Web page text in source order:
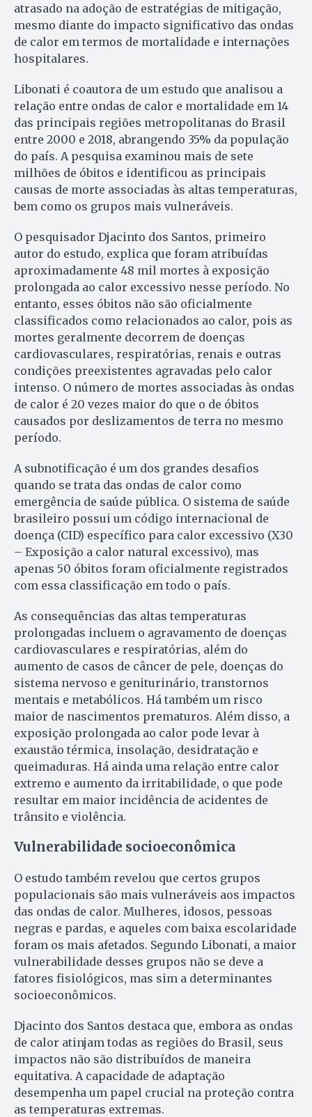
atrasado na adoção de estratégias de mitigação,
mesmo diante do impacto significativo das ondas
de calor em termos de mortalidade e internações
hospitalares.
Libonati é coautora de um estudo que analisou a
relação entre ondas de calor e mortalidade em 14
das principais regiões metropolitanas do Brasil
entre 2000 e 2018, abrangendo 35% da população
do país. A pesquisa examinou mais de sete
milhões de óbitos e identificou as principais
causas de morte associadas às altas temperaturas,
bem como os grupos mais vulneráveis.
O pesquisador Djacinto dos Santos, primeiro
autor do estudo, explica que foram atribuídas
aproximadamente 48 mil mortes à exposição
prolongada ao calor excessivo nesse período. No
entanto, esses óbitos não são oficialmente
classificados como relacionados ao calor, pois as
mortes geralmente decorrem de doenças
cardiovasculares, respiratórias, renais e outras
condições preexistentes agravadas pelo calor
intenso. O número de mortes associadas às ondas
de calor é 20 vezes maior do que o de óbitos
causados por deslizamentos de terra no mesmo
período.
A subnotificação é um dos grandes desafios
quando se trata das ondas de calor como
emergência de saúde pública. O sistema de saúde
brasileiro possui um código internacional de
doença (CID) específico para calor excessivo (X30
– Exposição a calor natural excessivo), mas
apenas 50 óbitos foram oficialmente registrados
com essa classificação em todo o país.
As consequências das altas temperaturas
prolongadas incluem o agravamento de doenças
cardiovasculares e respiratórias, além do
aumento de casos de câncer de pele, doenças do
sistema nervoso e geniturinário, transtornos
mentais e metabólicos. Há também um risco
maior de nascimentos prematuros. Além disso, a
exposição prolongada ao calor pode levar à
exaustão térmica, insolação, desidratação e
queimaduras. Há ainda uma relação entre calor
extremo e aumento da irritabilidade, o que pode
resultar em maior incidência de acidentes de
trânsito e violência.
Vulnerabilidade socioeconômica
O estudo também revelou que certos grupos
populacionais são mais vulneráveis aos impactos
das ondas de calor. Mulheres, idosos, pessoas
negras e pardas, e aqueles com baixa escolaridade
foram os mais afetados. Segundo Libonati, a maior
vulnerabilidade desses grupos não se deve a
fatores fisiológicos, mas sim a determinantes
socioeconômicos.
Djacinto dos Santos destaca que, embora as ondas
de calor atinjam todas as regiões do Brasil, seus
impactos não são distribuídos de maneira
equitativa. A capacidade de adaptação
desempenha um papel crucial na proteção contra
as temperaturas extremas.